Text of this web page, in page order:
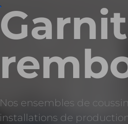
Nos ensembles de
installations de